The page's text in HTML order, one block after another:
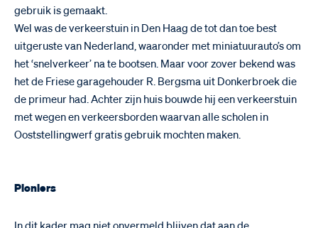
gebruik is gemaakt.
Wel was de verkeerstuin in Den Haag de tot dan toe best
uitgeruste van Nederland, waaronder met miniatuurauto’s om
het ‘snelverkeer’ na te bootsen. Maar voor zover bekend was
het de Friese garagehouder R. Bergsma uit Donkerbroek die
de primeur had. Achter zijn huis bouwde hij een verkeerstuin
met wegen en verkeersborden waarvan alle scholen in
Ooststellingwerf gratis gebruik mochten maken.
Pioniers